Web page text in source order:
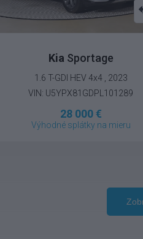
Kia Sportage
1.6 T-GDI HEV 4x4 , 2023
VIN: U5YPX81GDPL101289
28 000 €
Výhodné splátky na mieru